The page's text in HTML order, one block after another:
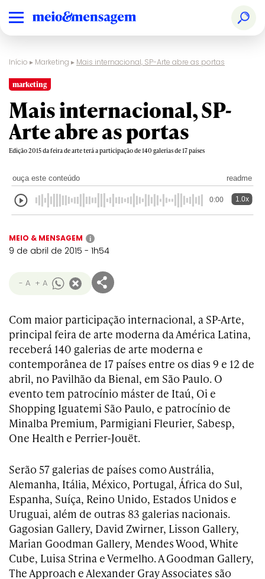
Início ▸ Marketing ▸ Mais internacional, SP-Arte abre as portas
marketing
Mais internacional, SP-
Arte abre as portas
Edição 2015 da feira de arte terá a participação de 140 galerias de 17 países
ouça este conteúdo readme
0:00 1.0x
MEIO & MENSAGEM i
9 de abril de 2015 - 1h54
- A + A
Com maior participação internacional, a SP-Arte,
principal feira de arte moderna da América Latina,
receberá 140 galerias de arte moderna e
contemporânea de 17 países entre os dias 9 e 12 de
abril, no Pavilhão da Bienal, em São Paulo. O
evento tem patrocínio máster de Itaú, Oi e
Shopping Iguatemi São Paulo, e patrocínio de
Minalba Premium, Parmigiani Fleurier, Sabesp,
One Health e Perrier-Jouët.
Serão 57 galerias de países como Austrália,
Alemanha, Itália, México, Portugal, África do Sul,
Espanha, Suíça, Reino Unido, Estados Unidos e
Uruguai, além de outras 83 galerias nacionais.
Gagosian Gallery, David Zwirner, Lisson Gallery,
Marian Goodman Gallery, Mendes Wood, White
Cube, Luisa Strina e Vermelho. A Goodman Gallery,
The Approach e Alexander Gray Associates são